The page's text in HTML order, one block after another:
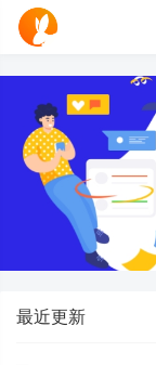
最近更新